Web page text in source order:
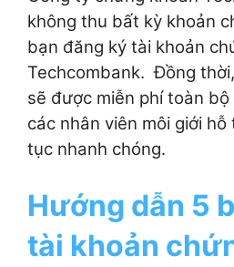
không thu bất kỳ khoản
bạn đăng ký tài khoản
Techcombank. Đồng
sẽ được miễn phí toàn
các nhân viên môi giới
tục nhanh chóng.
Hướng dẫn 5
tài khoản